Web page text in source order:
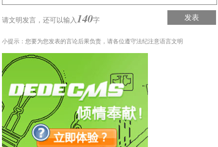
请文明发言，还可以输入 140字 发表
小提示：您要为您发表的言论后果负责，请各位遵守法纪注意语言文明